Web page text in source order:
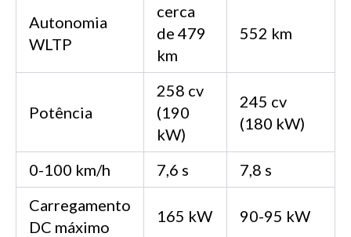
Autonomia
WLTP
cerca
de 479
km
552 km
Potência
258 cv
(190
kW)
245 cv
(180 kW)
0-100 km/h 7,6 s
7,8 s
Carregamento
DC máximo
165 kW 90-95 kW